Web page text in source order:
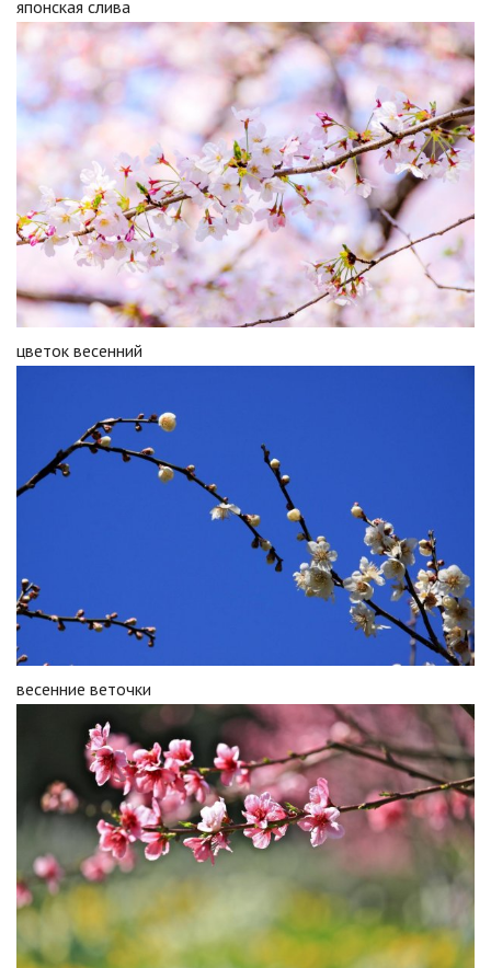
японская слива
цветок весенний
весенние веточки